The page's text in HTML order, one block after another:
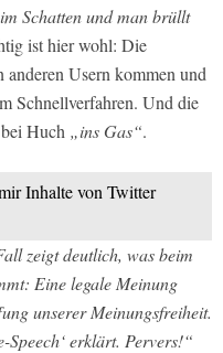
Schatten und man brüllt
ist hier wohl: Die
Usern kommen und
Schnellverfahren. Und die
Huch „ins Gas“.
Inhalte von Twitter
zeigt deutlich, was beim
Eine legale Meinung
unserer Meinungsfreiheit.
Speech‘ erklärt. Pervers!“